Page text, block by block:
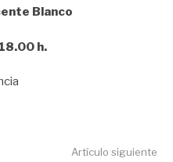
Blanco
h.
Artículo siguiente